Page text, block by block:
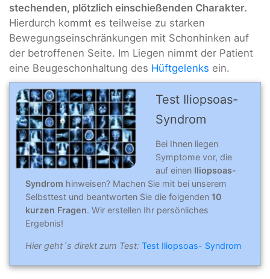
stechenden, plötzlich einschießenden Charakter.
Hierdurch kommt es teilweise zu starken
Bewegungseinschränkungen mit Schonhinken auf
der betroffenen Seite. Im Liegen nimmt der Patient
eine Beugeschonhaltung des Hüftgelenks ein.
Test Iliopsoas-
Syndrom
Bei Ihnen liegen
Symptome vor, die
auf einen Iliopsoas-
Syndrom hinweisen? Machen Sie mit bei unserem
Selbsttest und beantworten Sie die folgenden 10
kurzen Fragen. Wir erstellen Ihr persönliches
Ergebnis!
Hier geht´s direkt zum Test: Test Iliopsoas- Syndrom